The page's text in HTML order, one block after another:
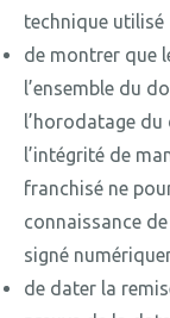
technique utilisé
de montrer que
l’ensemble du
l’horodatage du
l’intégrité de
franchisé ne
connaissance
signé
de dater la